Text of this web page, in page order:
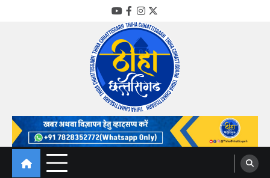
YouTube
Facebook
Instagram
Twitter
Thiha Chhattisgarh
गोठ जन-जन के